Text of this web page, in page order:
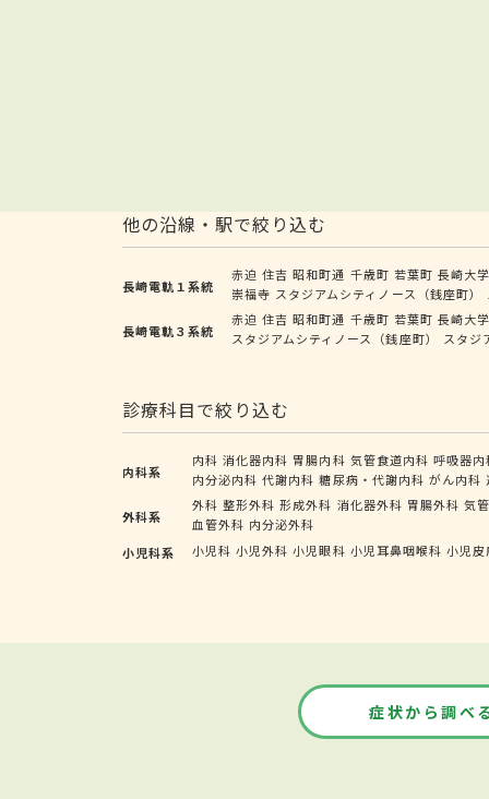
他の沿線・駅で絞り込む
長崎電軌１系統
赤迫 住吉 昭和町通 千歳町 若葉町 長崎大
崇福寺 スタジアムシティノース（銭座町）
長崎電軌３系統
赤迫 住吉 昭和町通 千歳町 若葉町 長崎大
スタジアムシティノース（銭座町）
スタジ
診療科目で絞り込む
内科系
内科 消化器内科 胃腸内科 気管食道内科 呼吸器内
内分泌内科 代謝内科 糖尿病・代謝内科 がん内科
外科系
外科 整形外科 形成外科 消化器外科 胃腸外科 気
血管外科 内分泌外科
小児科系
小児科 小児外科 小児眼科 小児耳鼻咽喉科 小児皮
症状から調べ